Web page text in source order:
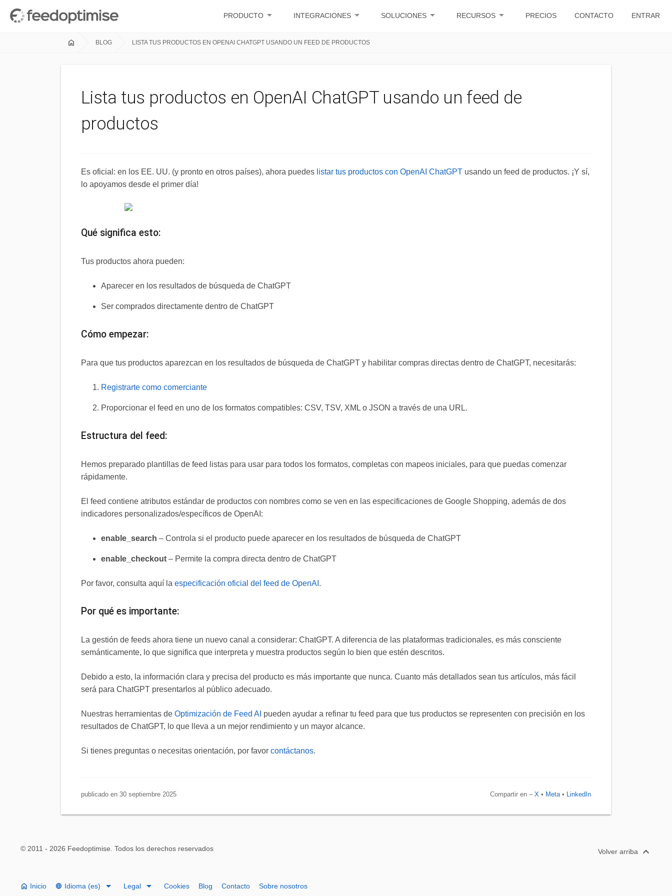
PRODUCTO arrow_drop_down INTEGRACIONES arrow_drop_down SOLUCIONES arrow_drop_down RECURSOS arrow_drop_down PRECIOS CONTACTO ENTRAR
home BLOG LISTA TUS PRODUCTOS EN OPENAI CHATGPT USANDO UN FEED DE PRODUCTOS
Lista tus productos en OpenAI ChatGPT usando un feed de
productos
Es oficial: en los EE. UU. (y pronto en otros países), ahora puedes listar tus productos con OpenAI ChatGPT usando un feed de productos. ¡Y sí,
lo apoyamos desde el primer día!
Qué significa esto:
Tus productos ahora pueden:
Aparecer en los resultados de búsqueda de ChatGPT
Ser comprados directamente dentro de ChatGPT
Cómo empezar:
Para que tus productos aparezcan en los resultados de búsqueda de ChatGPT y habilitar compras directas dentro de ChatGPT, necesitarás:
Registrarte como comerciante
Proporcionar el feed en uno de los formatos compatibles: CSV, TSV, XML o JSON a través de una URL.
Estructura del feed:
Hemos preparado plantillas de feed listas para usar para todos los formatos, completas con mapeos iniciales, para que puedas comenzar
rápidamente.
El feed contiene atributos estándar de productos con nombres como se ven en las especificaciones de Google Shopping, además de dos
indicadores personalizados/específicos de OpenAI:
enable_search – Controla si el producto puede aparecer en los resultados de búsqueda de ChatGPT
enable_checkout – Permite la compra directa dentro de ChatGPT
Por favor, consulta aquí la especificación oficial del feed de OpenAI .
Por qué es importante:
La gestión de feeds ahora tiene un nuevo canal a considerar: ChatGPT. A diferencia de las plataformas tradicionales, es más consciente
semánticamente, lo que significa que interpreta y muestra productos según lo bien que estén descritos.
Debido a esto, la información clara y precisa del producto es más importante que nunca. Cuanto más detallados sean tus artículos, más fácil
será para ChatGPT presentarlos al público adecuado.
Nuestras herramientas de Optimización de Feed AI pueden ayudar a refinar tu feed para que tus productos se representen con precisión en los
resultados de ChatGPT, lo que lleva a un mejor rendimiento y un mayor alcance.
Si tienes preguntas o necesitas orientación, por favor contáctanos.
publicado en 30 septiembre 2025 Compartir en – X • Meta• LinkedIn
© 2011 - 2026 Feedoptimise . Todos los derechos reservados Volver arriba expand_less
home Inicio language Idioma (es) arrow_drop_down Legal arrow_drop_down Cookies Blog Contacto Sobre nosotros